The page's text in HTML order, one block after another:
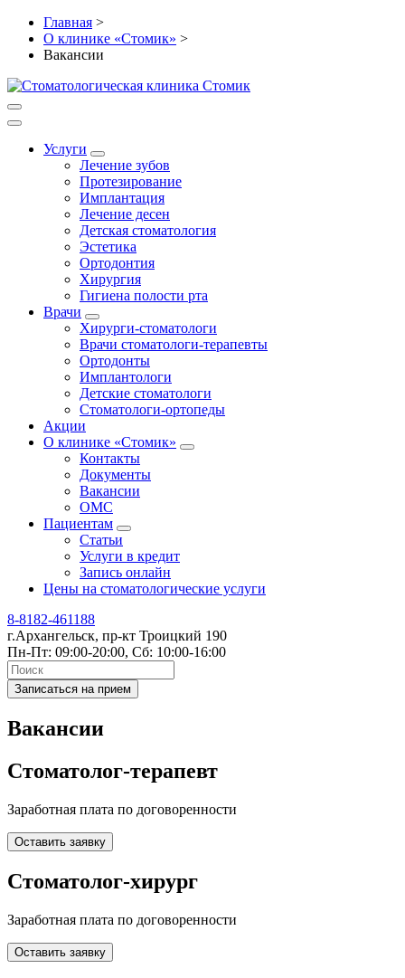
Главная >
О клинике «Стомик» >
Вакансии
Услуги
Лечение зубов
Протезирование
Имплантация
Лечение десен
Детская стоматология
Эстетика
Ортодонтия
Хирургия
Гигиена полости рта
Врачи
Хирурги-стоматологи
Врачи стоматологи-терапевты
Ортодонты
Имплантологи
Детские стоматологи
Стоматологи-ортопеды
Акции
О клинике «Стомик»
Контакты
Документы
Вакансии
ОМС
Пациентам
Статьи
Услуги в кредит
Запись онлайн
Цены на стоматологические услуги
8-8182-461188
г.Архангельск, пр-кт Троицкий 190
Пн-Пт: 09:00-20:00, Сб: 10:00-16:00
Записаться на прием
Вакансии
Стоматолог-терапевт
Заработная плата по договоренности
Оставить заявку
Стоматолог-хирург
Заработная плата по договоренности
Оставить заявку